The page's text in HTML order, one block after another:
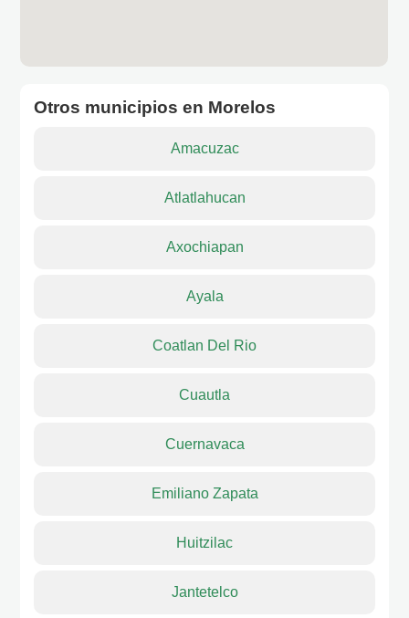
Otros municipios en Morelos
Amacuzac
Atlatlahucan
Axochiapan
Ayala
Coatlan Del Rio
Cuautla
Cuernavaca
Emiliano Zapata
Huitzilac
Jantetelco